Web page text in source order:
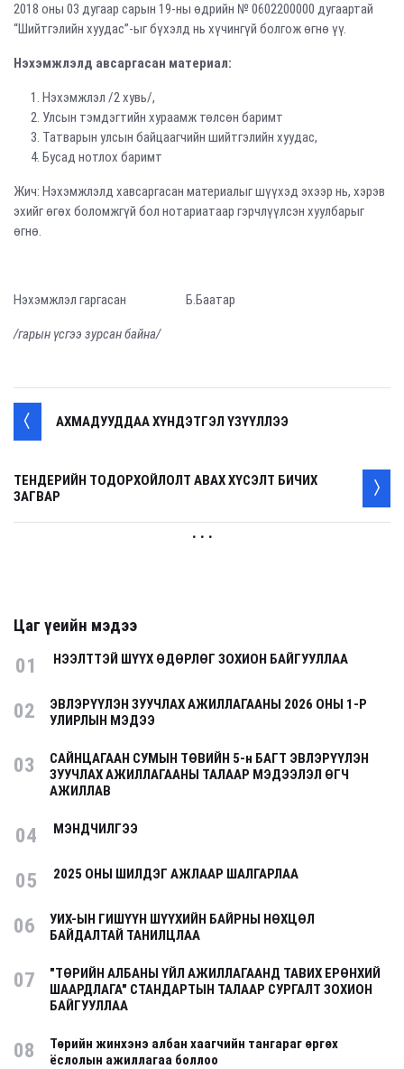
2018 оны 03 дугаар сарын 19-ны өдрийн № 0602200000 дугаартай
“Шийтгэлийн хуудас”-ыг бүхэлд нь хүчингүй болгож өгнө үү.
Нэхэмжлэлд авсаргасан материал:
Нэхэмжлэл /2 хувь/,
Улсын тэмдэгтийн хураамж төлсөн баримт
Татварын улсын байцаагчийн шийтгэлийн хуудас,
Бусад нотлох баримт
Жич: Нэхэмжлэлд хавсаргасан материалыг шүүхэд эхээр нь, хэрэв
эхийг өгөх боломжгүй бол нотариатаар гэрчлүүлсэн хуулбарыг
өгнө.
Нэхэмжлэл гаргасан Б.Баатар
/гарын үсгээ зурсан байна/
АХМАДУУДДАА ХҮНДЭТГЭЛ ҮЗҮҮЛЛЭЭ
ТЕНДЕРИЙН ТОДОРХОЙЛОЛТ АВАХ ХҮСЭЛТ БИЧИХ
ЗАГВАР
. . .
Цаг үеийн мэдээ
01 НЭЭЛТТЭЙ ШҮҮХ ӨДӨРЛӨГ ЗОХИОН БАЙГУУЛЛАА
02
ЭВЛЭРҮҮЛЭН ЗУУЧЛАХ АЖИЛЛАГААНЫ 2026 ОНЫ 1-Р
УЛИРЛЫН МЭДЭЭ
03
САЙНЦАГААН СУМЫН ТӨВИЙН 5-н БАГТ ЭВЛЭРҮҮЛЭН
ЗУУЧЛАХ АЖИЛЛАГААНЫ ТАЛААР МЭДЭЭЛЭЛ ӨГЧ
АЖИЛЛАВ
04 МЭНДЧИЛГЭЭ
05 2025 ОНЫ ШИЛДЭГ АЖЛААР ШАЛГАРЛАА
06
УИХ-ЫН ГИШҮҮН ШҮҮХИЙН БАЙРНЫ НӨХЦӨЛ
БАЙДАЛТАЙ ТАНИЛЦЛАА
07
"ТӨРИЙН АЛБАНЫ ҮЙЛ АЖИЛЛАГААНД ТАВИХ ЕРӨНХИЙ
ШААРДЛАГА" СТАНДАРТЫН ТАЛААР СУРГАЛТ ЗОХИОН
БАЙГУУЛЛАА
08
Төрийн жинхэнэ албан хаагчийн тангараг өргөх
ёслолын ажиллагаа боллоо